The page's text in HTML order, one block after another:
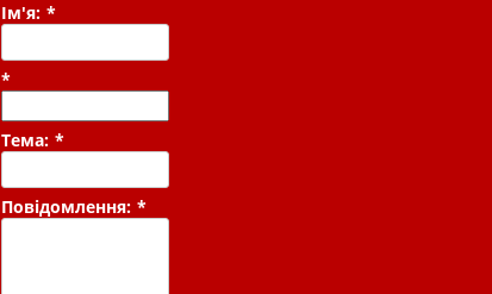
Ім'я: *
*
Тема: *
Повідомлення: *